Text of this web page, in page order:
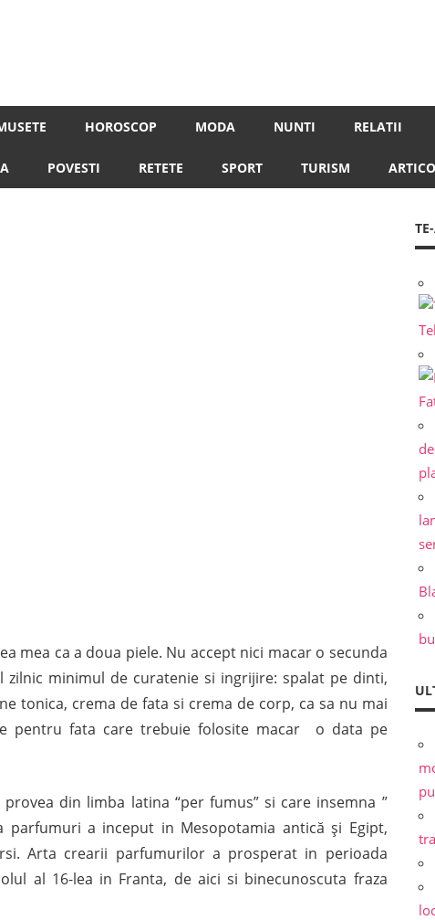
HOROSCOP MODA NUNTI RELATII
POVESTI RETETE SPORT TURISM
mea ca a doua piele. Nu accept nici macar o secunda
minimul de curatenie si ingrijire: spalat pe dinti,
tonica, crema de fata si crema de corp, ca sa nu mai
pentru fata care trebuie folosite macar o data pe
din limba latina “per fumus” si care insemna ”
a inceput in Mesopotamia antică și Egipt,
Arta crearii parfumurilor a prosperat in perioada
al 16-lea in Franta, de aici si binecunoscuta fraza